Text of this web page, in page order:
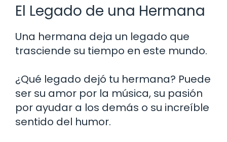
El Legado de una Hermana
Una hermana deja un legado que
trasciende su tiempo en este mundo.
¿Qué legado dejó tu hermana? Puede
ser su amor por la música, su pasión
por ayudar a los demás o su increíble
sentido del humor.